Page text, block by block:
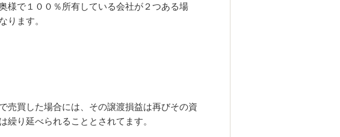
様で１００％所有している会社が２つある場
ります。
売買した場合には、 その譲渡損益は再びその資
繰り延べられることとされてます。